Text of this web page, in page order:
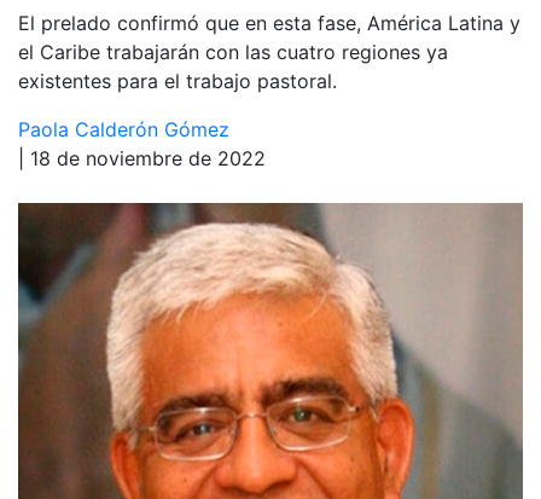
El prelado confirmó que en esta fase, América Latina y
el Caribe trabajarán con las cuatro regiones ya
existentes para el trabajo pastoral.
Paola Calderón Gómez
| 18 de noviembre de 2022